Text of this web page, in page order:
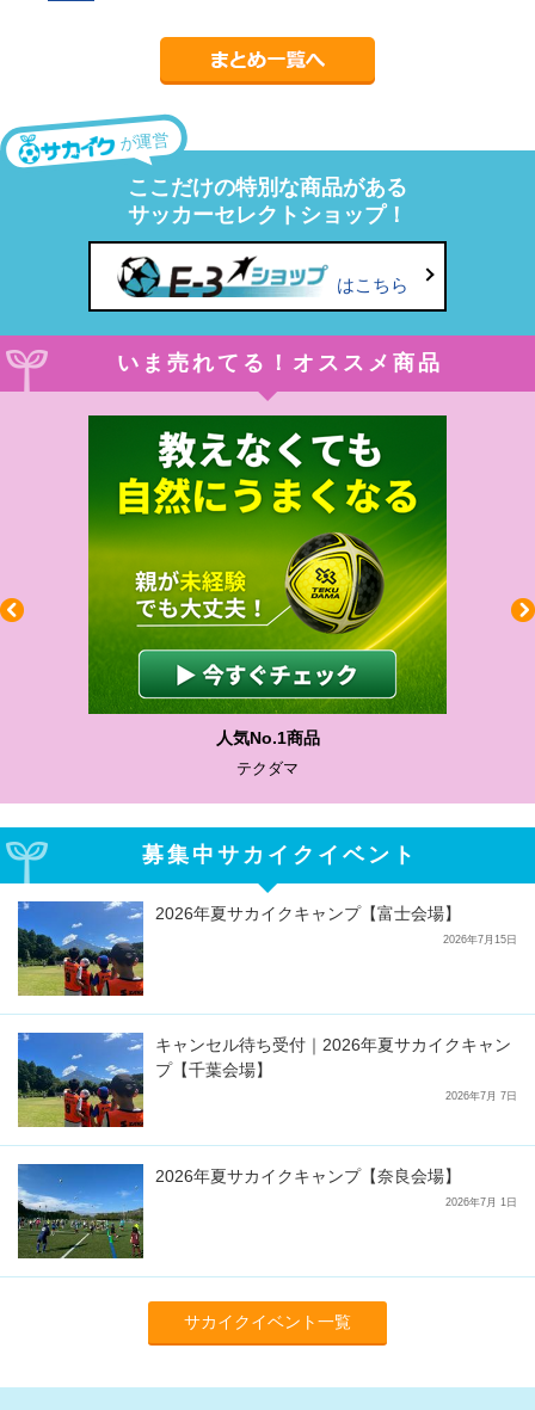
が運営
ここだけの特別な商品がある
サッカーセレクトショップ！
はこちら
いま売れてる！オススメ商品
人気No.1商品
テクダマ
募集中サカイクイベント
2026年夏サカイクキャンプ【富士会場】
2026年7月15日
キャンセル待ち受付｜2026年夏サカイクキャン
プ【千葉会場】
2026年7月 7日
2026年夏サカイクキャンプ【奈良会場】
2026年7月 1日
サカイクイベント一覧